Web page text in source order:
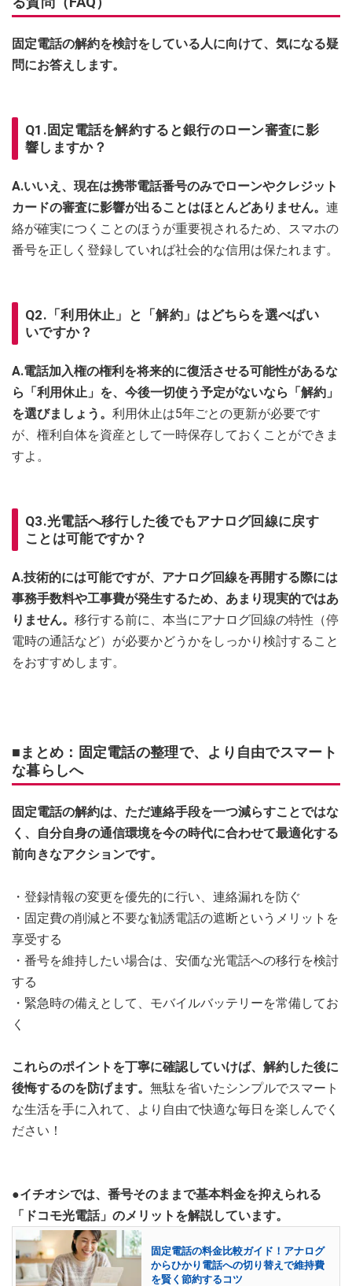
固定電話の解約を検討をしている人に向けて、気になる疑
問にお答えします。
Q1.固定電話を解約すると銀行のローン審査に影
響しますか？
A.いいえ、現在は携帯電話番号のみでローンやクレジット
カードの審査に影響が出ることはほとんどありません。 連
絡が確実につくことのほうが重要視されるため、スマホの
番号を正しく登録していれば社会的な信用は保たれます。
Q2.「利用休止」と「解約」はどちらを選べばい
いですか？
A.電話加入権の権利を将来的に復活させる可能性があるな
ら「利用休止」を、今後一切使う予定がないなら「解約」
を選びましょう。 利用休止は5年ごとの更新が必要です
が、権利自体を資産として一時保存しておくことができま
すよ。
Q3.光電話へ移行した後でもアナログ回線に戻す
ことは可能ですか？
A.技術的には可能ですが、アナログ回線を再開する際には
事務手数料や工事費が発生するため、あまり現実的ではあ
りません。 移行する前に、本当にアナログ回線の特性（停
電時の通話など）が必要かどうかをしっかり検討すること
をおすすめします。
■まとめ：固定電話の整理で、より自由でスマート
な暮らしへ
固定電話の解約は、ただ連絡手段を一つ減らすことではな
く、自分自身の通信環境を今の時代に合わせて最適化する
前向きなアクションです。
・登録情報の変更を優先的に行い、連絡漏れを防ぐ
・固定費の削減と不要な勧誘電話の遮断というメリットを
享受する
・番号を維持したい場合は、安価な光電話への移行を検討
する
・緊急時の備えとして、モバイルバッテリーを常備してお
く
これらのポイントを丁寧に確認していけば、解約した後に
後悔するのを防げます。 無駄を省いたシンプルでスマート
な生活を手に入れて、より自由で快適な毎日を楽しんでく
ださい！
●イチオシでは、番号そのままで基本料金を抑えられる
「ドコモ光電話」のメリットを解説しています。
固定電話の料金比較ガイド！アナログ
からひかり電話への切り替えで維持費
を賢く節約するコツ